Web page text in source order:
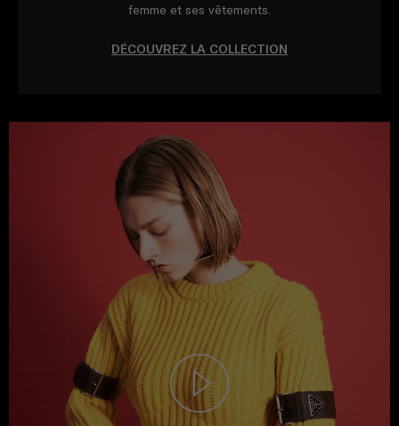
femme et ses vêtements.
DÉCOUVREZ LA COLLECTION